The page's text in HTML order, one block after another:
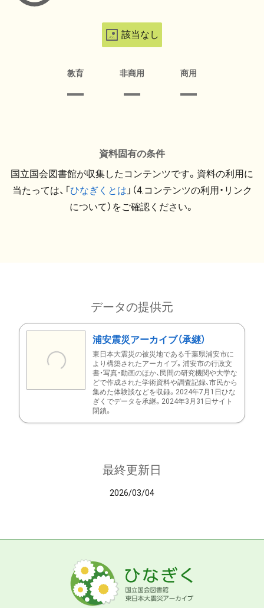
該当なし
教育 非商用 商用
資料固有の条件
国立国会図書館が収集したコンテンツです。資料の利用に
当たっては、「ひなぎくとは 」（4.コンテンツの利用・リンク
について）をご確認ください。
データの提供元
浦安震災アーカイブ（承継）
東日本大震災の被災地である千葉県浦安市に
より構築されたアーカイブ。浦安市の行政文
書・写真・動画のほか、民間の研究機関や大学な
どで作成された学術資料や調査記録、市民から
集めた体験談などを収録。2024年7月1日ひな
ぎくでデータを承継。2024年3月31日サイト
閉鎖。
最終更新日
2026/03/04